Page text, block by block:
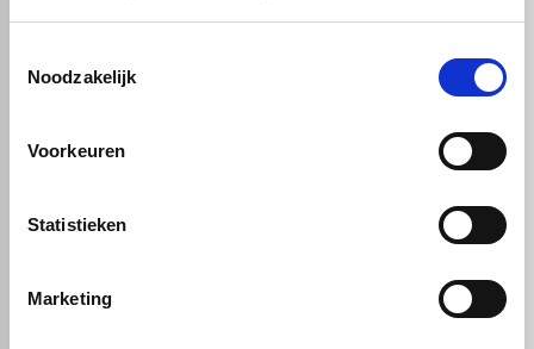
Noodzakelijk
Voorkeuren
Statistieken
Marketing
Kunststof
Kunststof voorzetramen
Geschuimd PVC plaat
Technische kunststoffen